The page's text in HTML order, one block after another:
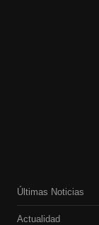
Últimas Noticias
Actualidad